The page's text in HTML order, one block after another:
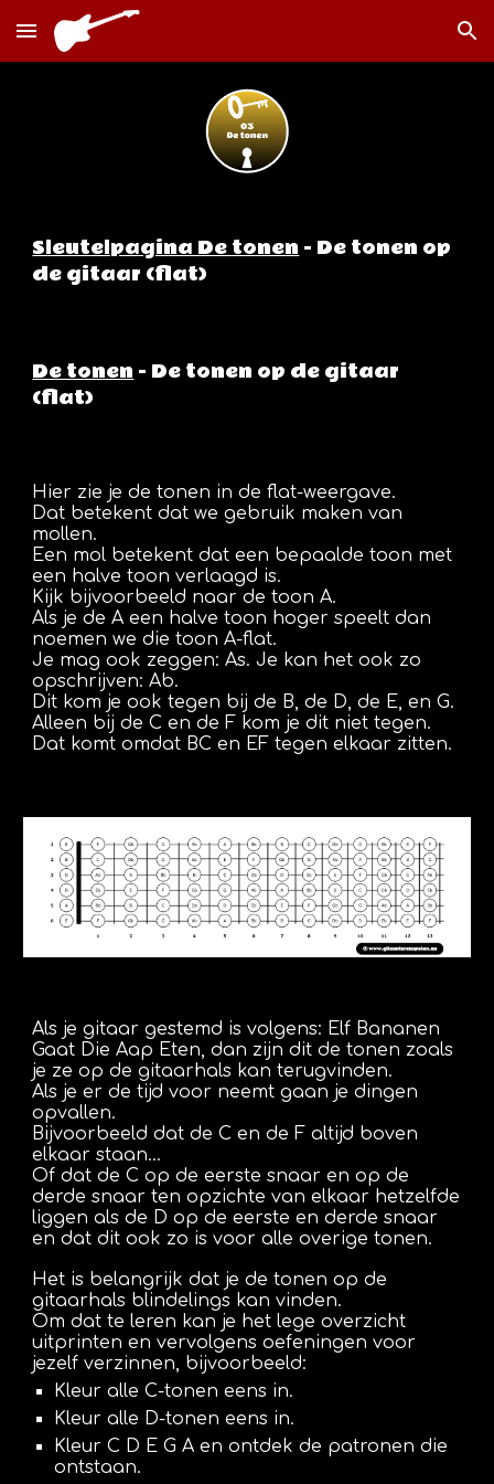
Skip to main content Skip to navigation
Sleutelpagina De tonen- De tonen op
de gitaar (flat)
De tonen- De tonen op de gitaar
(flat)
Hier zie je de tonen in de flat-weergave.
Dat betekent dat we gebruik maken van
mollen.
Een mol betekent dat een bepaalde toon met
een halve toon verlaagd is.
Kijk bijvoorbeeld naar de toon A.
Als je de A een halve toon hoger speelt dan
noemen we die toon A-flat.
Je mag ook zeggen: As. Je kan het ook zo
opschrijven: Ab.
Dit kom je ook tegen bij de B, de D, de E, en G.
Alleen bij de C en de F kom je dit niet tegen.
Dat komt omdat BC en EF tegen elkaar zitten.
Als je gitaar gestemd is volgens: Elf Bananen
Gaat Die Aap Eten, dan zijn dit de tonen zoals
je ze op de gitaarhals kan terugvinden.
Als je er de tijd voor neemt gaan je dingen
opvallen.
Bijvoorbeeld dat de C en de F altijd boven
elkaar staan...
Of dat de C op de eerste snaar en op de
derde snaar ten opzichte van elkaar hetzelfde
liggen als de D op de eerste en derde snaar
en dat dit ook zo is voor alle overige tonen.
Het is belangrijk dat je de tonen op de
gitaarhals blindelings kan vinden.
Om dat te leren kan je het lege overzicht
uitprinten en vervolgens oefeningen voor
jezelf verzinnen, bijvoorbeeld:
Kleur alle C-tonen eens in.
Kleur alle D-tonen eens in.
Kleur C D E G A en ontdek de patronen die
ontstaan.